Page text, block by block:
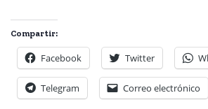
Compartir:
Facebook Twitter
Telegram Correo electrónico